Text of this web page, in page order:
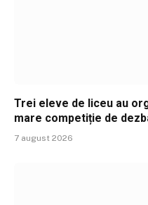
Trei eleve de liceu au
mare competiție de
7 august 2026